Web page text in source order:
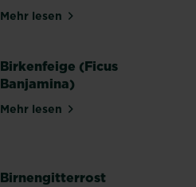
Mehr lesenüber Wollläuse an
Birkenfeige (Ficus
Banjamina)
Mehr lesenüber Birkenfeige (Ficus
Birnengitterrost